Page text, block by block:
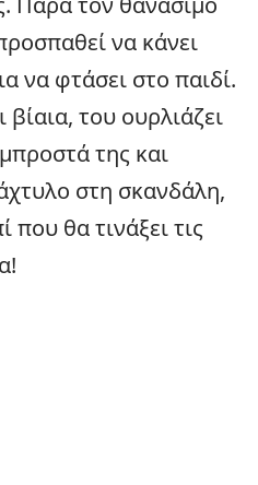
να κάνει
να φτάσει στο παιδί.
βίαια, του ουρλιάζει
της και
στη σκανδάλη,
που θα τινάξει τις